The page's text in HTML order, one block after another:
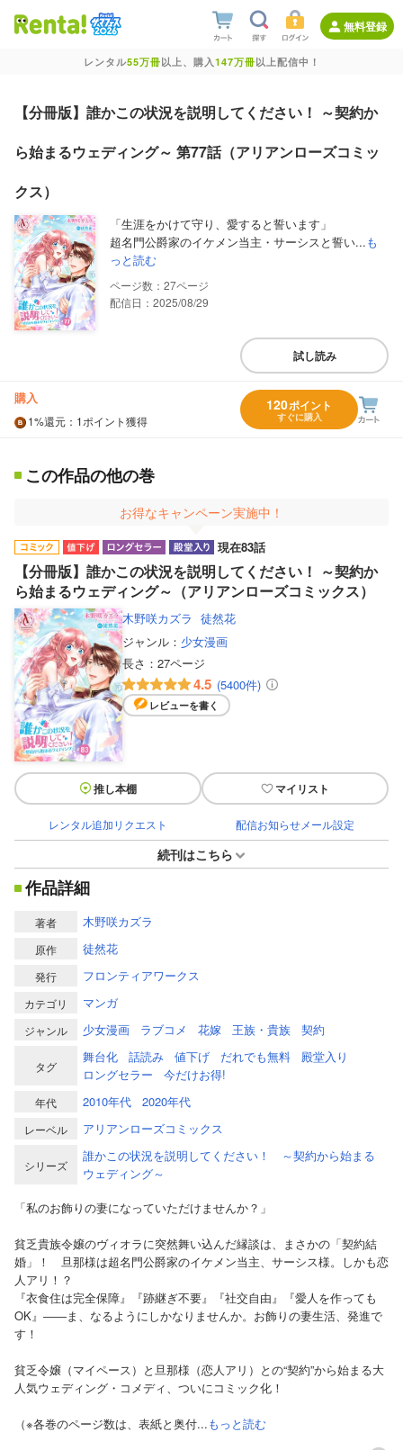
無料登録
レンタル55万冊以上、購入147万冊以上配信中！
【分冊版】誰かこの状況を説明してください！ ～契約か
ら始まるウェディング～ 第77話（アリアンローズコミッ
クス）
「生涯をかけて守り、愛すると誓います」
超名門公爵家のイケメン当主・サーシスと誓い...も
っと読む
27
配信日：2025/08/29
試し読み
購入
1%還元 ：1ポイント獲得
120ポイント
すぐに購入
この作品の他の巻
お得なキャンペーン実施中！
現在83話
【分冊版】誰かこの状況を説明してください！ ～契約か
ら始まるウェディング～（アリアンローズコミックス）
木野咲カズラ 徒然花
ジャンル： 少女漫画
長さ： 27ページ
4.5 (5400件)
レビューを書く
推し本棚 マイリスト
レンタル追加リクエスト 配信お知らせメール設定
続刊はこちら
作品詳細
著者 木野咲カズラ
原作 徒然花
発行 フロンティアワークス
カテゴリ マンガ
ジャンル 少女漫画 ラブコメ 花嫁 王族・貴族 契約
タグ
舞台化 話読み 値下げ だれでも無料
殿堂入り
ロングセラー
今だけお得!
年代 2010年代 2020年代
レーベル アリアンローズコミックス
シリーズ
誰かこの状況を説明してください！ ～契約から始まる
ウェディング～
「私のお飾りの妻になっていただけませんか？」
貧乏貴族令嬢のヴィオラに突然舞い込んだ縁談は、まさかの「契約結
婚」！ 旦那様は超名門公爵家のイケメン当主、サーシス様。しかも恋
人アリ！？
『衣食住は完全保障』『跡継ぎ不要』『社交自由』『愛人を作っても
OK』――ま、なるようにしかなりませんか。お飾りの妻生活、発進で
す！
貧乏令嬢（マイペース）と旦那様（恋人アリ）との“契約”から始まる大
人気ウェディング・コメディ、ついにコミック化！
（※各巻のページ数は、表紙と奥付...もっと読む